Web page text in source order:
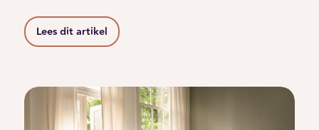
Lees dit artikel